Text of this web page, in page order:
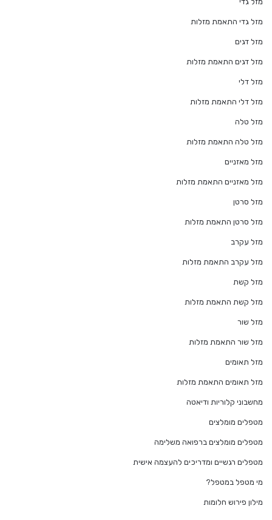
מזל גדי התאמת מזלות
מזל דגים
מזל דגים התאמת מזלות
מזל דלי
מזל דלי התאמת מזלות
מזל טלה
מזל טלה התאמת מזלות
מזל מאזניים
מזל מאזניים התאמת מזלות
מזל סרטן
מזל סרטן התאמת מזלות
מזל עקרב
מזל עקרב התאמת מזלות
מזל קשת
מזל קשת התאמת מזלות
מזל שור
מזל שור התאמת מזלות
מזל תאומים
מזל תאומים התאמת מזלות
מחשבוני קלוריות ודיאטה
מטפלים מומלצים
מטפלים מומלצים ברפואה משלימה
מטפלים רגשיים ומדריכים להעצמה אישית
מי מטפל במטפל?
מילון פירוש חלומות